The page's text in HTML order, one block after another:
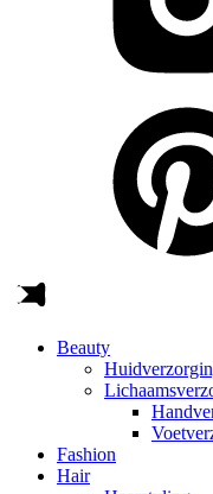
Beauty
Fashion
Hair